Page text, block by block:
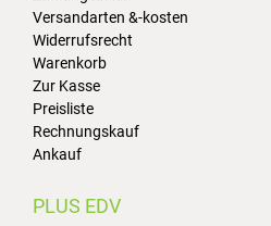
Versandarten &-kosten
Widerrufsrecht
Warenkorb
Zur Kasse
Preisliste
Rechnungskauf
Ankauf
PLUS EDV